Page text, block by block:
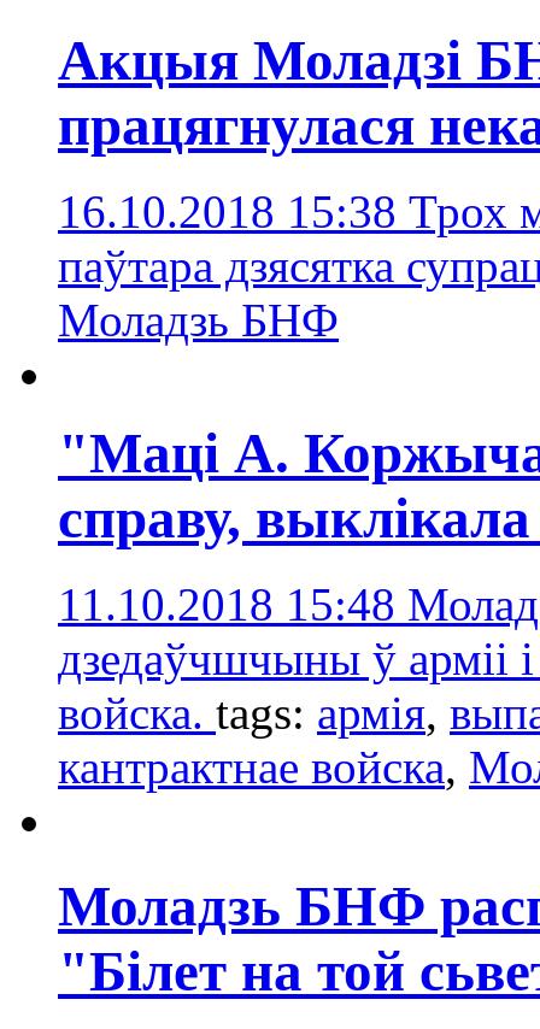
Акцыя Моладзі
працягнулася
16.10.2018 15:38 Трох
паўтара дзясятка
Моладзь БНФ
"Маці А. Коржыча
справу,
11.10.2018 15:48
дзедаўчшчыны ў арміі
войска. tags: армія,
кантрактнае войска,
Моладзь БНФ
"Білет на той